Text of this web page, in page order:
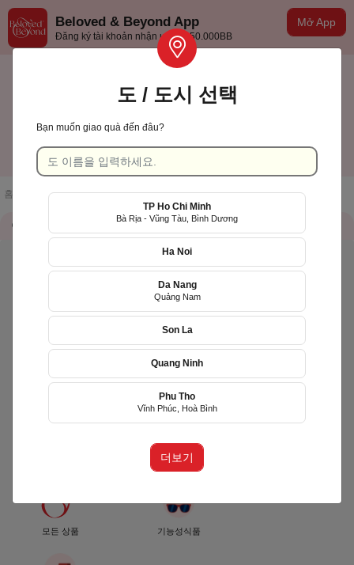
Mở App
Beloved & Beyond App
Đăng ký tài khoản nhận ưu đãi 50.000BB
홈페이지 / 점포 목록 / RUN TOGETHER VIETNAM
QR Code
RUN TOGETHER
Quận Ninh Kiều, Cần Thơ
모든 상품 기능성식품
도 / 도시 선택
Bạn muốn giao quà đến đâu?
TP Ho Chi Minh
Bà Rịa - Vũng Tàu, Bình Dương
Ha Noi
Da Nang
Quảng Nam
Son La
Quang Ninh
Phu Tho
Vĩnh Phúc, Hoà Bình
더보기